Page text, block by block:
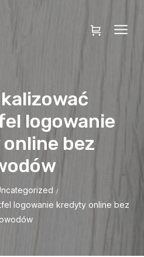
logowanie
bez
/
logowanie kredyty online bez